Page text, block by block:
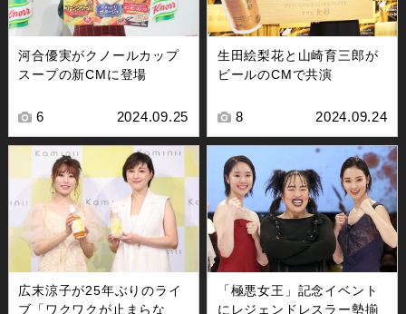
河合優実がクノールカップ
スープの新CMに登場
6 2024.09.25
生田絵梨花と山崎育三郎が
ビールのCMで共演
8 2024.09.24
広末涼子が25年ぶりのライ
ブ「ワクワクが止まらな
「極悪女王」記念イベント
にレジェンドレスラー勢揃